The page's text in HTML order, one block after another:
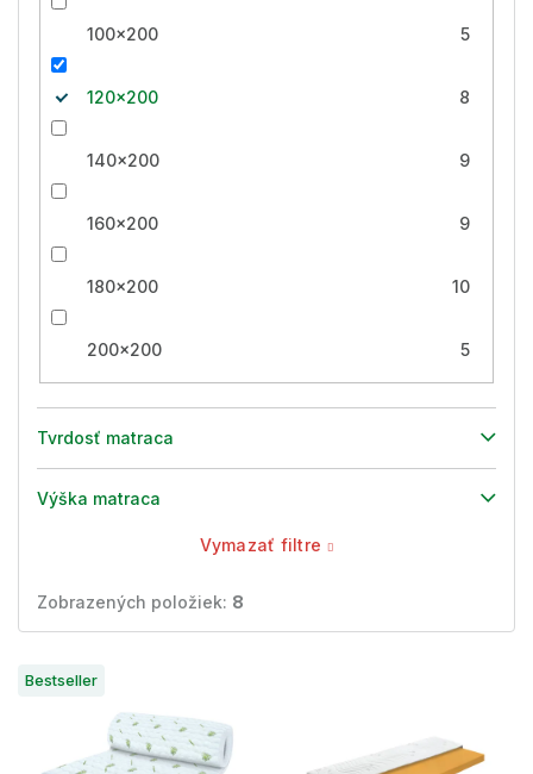
100x200 5
120x200 8
140x200 9
160x200 9
180x200 10
200x200 5
Tvrdosť matraca
Výška matraca
Vymazať filtre
Zobrazených položiek: 8
ý
Bestseller